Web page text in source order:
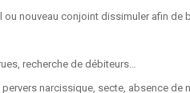
nouveau conjoint dissimuler afin
recherche de débiteurs…
narcissique, secte, absence de